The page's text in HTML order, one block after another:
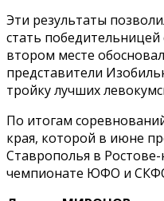
Эти результаты
стать
втором месте
представители
тройку лучших
По итогам
края, которой в июне
Ставрополья в
чемпионате ЮФО и